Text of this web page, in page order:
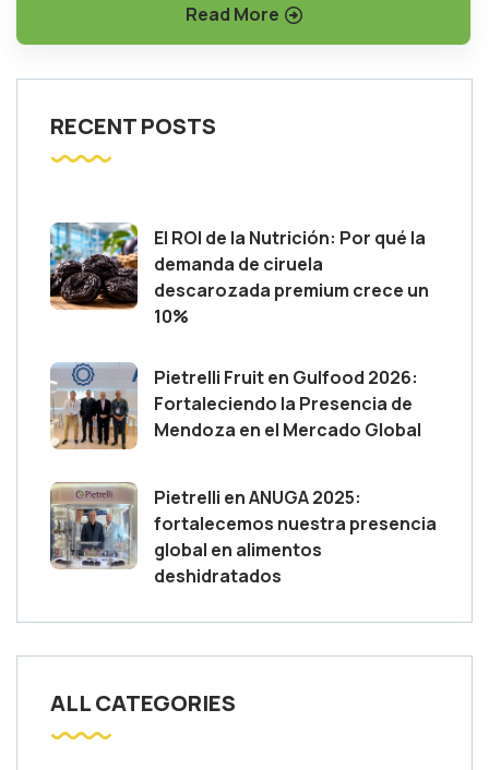
Read More
RECENT POSTS
El ROI de la Nutrición: Por qué la
demanda de ciruela
descarozada premium crece un
10%
Pietrelli Fruit en Gulfood 2026:
Fortaleciendo la Presencia de
Mendoza en el Mercado Global
Pietrelli en ANUGA 2025:
fortalecemos nuestra presencia
global en alimentos
deshidratados
ALL CATEGORIES